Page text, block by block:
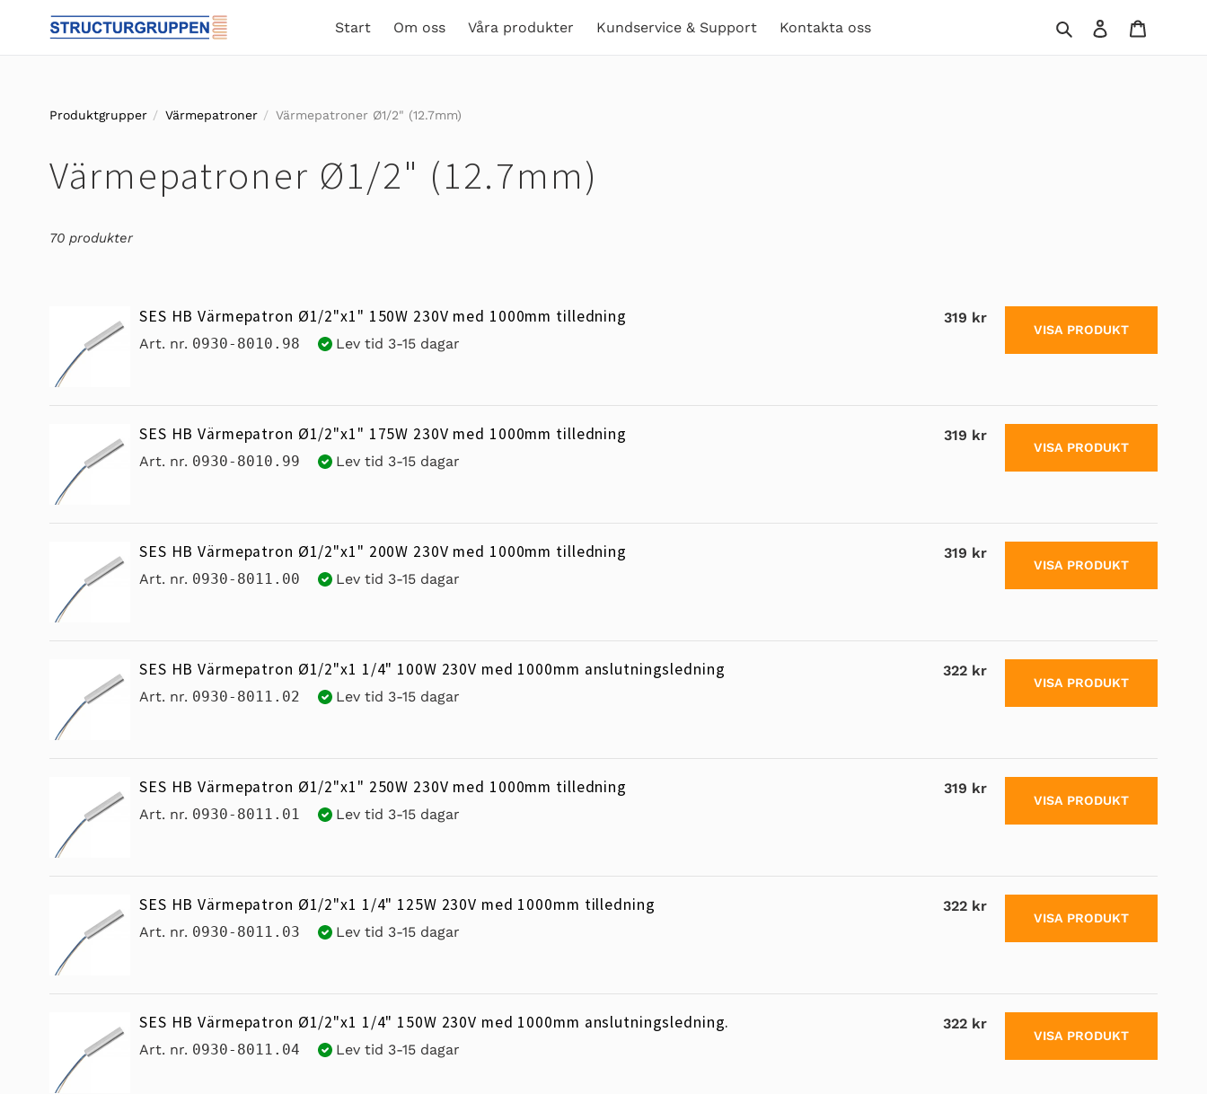
Start Om oss Våra produkter Kundservice & Support Kontakta oss Sök Logga in
Produktgrupper Värmepatroner Värmepatroner Ø1/2" (12.7mm)
P
r
u
k
s
r
i
:
Värmepatroner Ø1/2" (12.7mm)
70 produkter
SES HB Värmepatron Ø1/2"x1" 150W 230V med 1000mm tilledning
Art. nr. 0930-8010.98 Lev tid 3-15 dagar
319 kr
VISA PRODUKT
SES HB Värmepatron Ø1/2"x1" 175W 230V med 1000mm tilledning
Art. nr. 0930-8010.99 Lev tid 3-15 dagar
319 kr
VISA PRODUKT
SES HB Värmepatron Ø1/2"x1" 200W 230V med 1000mm tilledning
Art. nr. 0930-8011.00 Lev tid 3-15 dagar
319 kr
VISA PRODUKT
SES HB Värmepatron Ø1/2"x1 1/4" 100W 230V med 1000mm anslutningsledning
Art. nr. 0930-8011.02 Lev tid 3-15 dagar
322 kr
VISA PRODUKT
SES HB Värmepatron Ø1/2"x1" 250W 230V med 1000mm tilledning
Art. nr. 0930-8011.01 Lev tid 3-15 dagar
319 kr
VISA PRODUKT
SES HB Värmepatron Ø1/2"x1 1/4" 125W 230V med 1000mm tilledning
Art. nr. 0930-8011.03 Lev tid 3-15 dagar
322 kr
VISA PRODUKT
SES HB Värmepatron Ø1/2"x1 1/4" 150W 230V med 1000mm anslutningsledning.
Art. nr. 0930-8011.04 Lev tid 3-15 dagar
322 kr
VISA PRODUKT